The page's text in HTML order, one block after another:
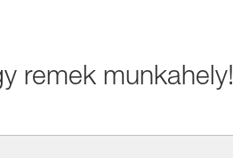
remek munkahely!